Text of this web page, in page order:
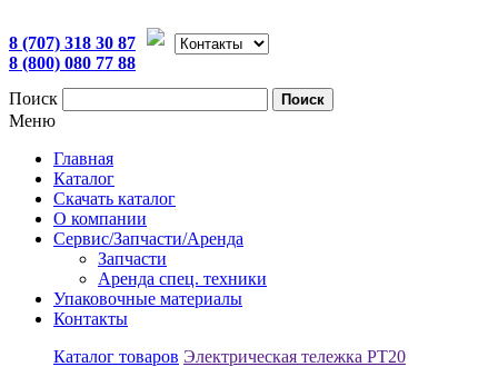
8 (707) 318 30 87
8 (800) 080 77 88
Поиск
Поиск
Меню
Главная
Каталог
Скачать каталог
О компании
Сервис/Запчасти/Аренда
Запчасти
Аренда спец. техники
Упаковочные материалы
Контакты
Каталог товаров Электрическая тележка PT20